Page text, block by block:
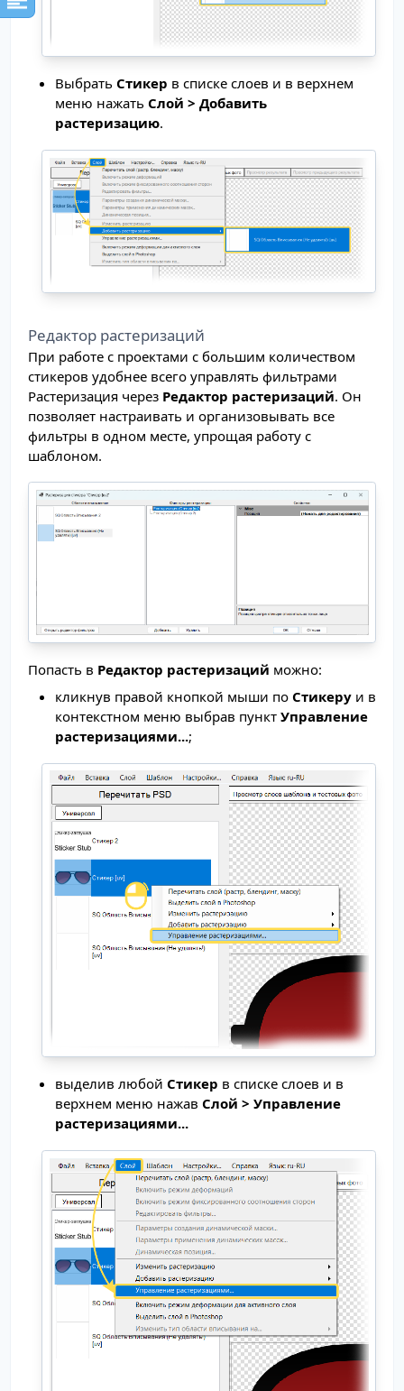
Выбрать Стикер в списке слоев и в верхнем
меню нажать Cлой > Добавить
растеризацию.
Редактор растеризаций
При работе с проектами с большим количеством
стикеров удобнее всего управлять фильтрами
Растеризация через Редактор растеризаций. Он
позволяет настраивать и организовывать все
фильтры в одном месте, упрощая работу с
шаблоном.
Попасть в Редактор растеризаций можно:
кликнув правой кнопкой мыши по Стикеру и в
контекстном меню выбрав пункт Управление
растеризациями...;
выделив любой Стикер в списке слоев и в
верхнем меню нажав Cлой > Управление
растеризациями...